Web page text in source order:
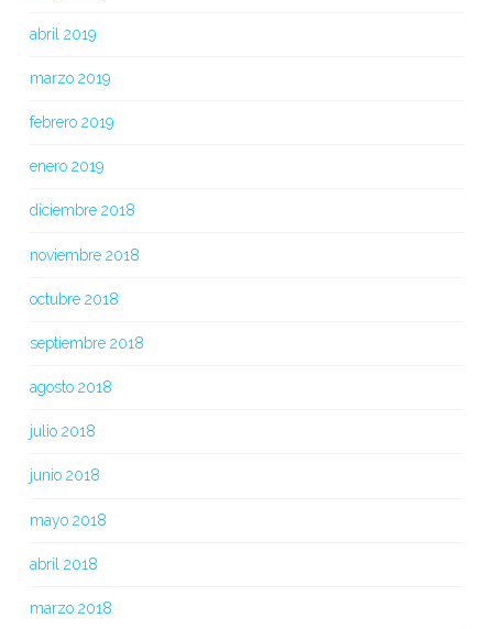
abril 2019
marzo 2019
febrero 2019
enero 2019
diciembre 2018
noviembre 2018
octubre 2018
septiembre 2018
agosto 2018
julio 2018
junio 2018
mayo 2018
abril 2018
marzo 2018